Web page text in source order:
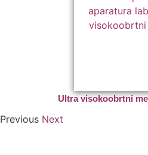
Ultra visokoobrtni
Previous Next